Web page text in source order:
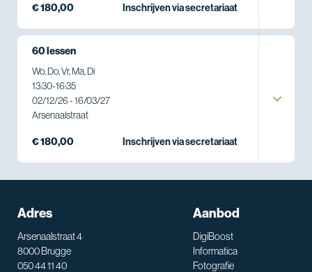
€ 180,00 Inschrijven via secretariaat
60 lessen
Wo, Do, Vr, Ma, Di
13:30-16:35
02/12/26 - 16/03/27
Arsenaalstraat
€ 180,00 Inschrijven via secretariaat
Adres
Arsenaalstraat 4
8000 Brugge
050 44 11 40
Aanbod
DigiBoost
Informatica
Fotografie